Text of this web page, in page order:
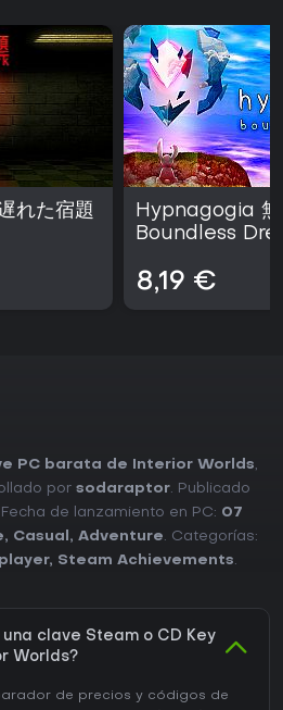
れた宿題
Hypnagogia 無
Boundless
8,19 €
PC barata de Interior Worlds,
por sodaraptor. Publicado
Fecha de lanzamiento en PC: 07
, Casual , Adventure. Categorías:
, Steam Achievements.
clave Steam o CD Key
Worlds?
de precios y códigos de